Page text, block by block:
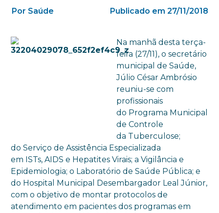
Por Saúde Publicado em 27/11/2018
Na manhã desta terça-
feira (27/11), o secretário
municipal de Saúde,
Júlio César Ambrósio
reuniu-se com
profissionais
do Programa Municipal
de Controle
da Tuberculose;
do Serviço de Assistência Especializada
em ISTs, AIDS e Hepatites Virais; a Vigilância e
Epidemiologia; o Laboratório de Saúde Pública; e
do Hospital Municipal Desembargador Leal Júnior,
com o objetivo de montar protocolos de
atendimento em pacientes dos programas em